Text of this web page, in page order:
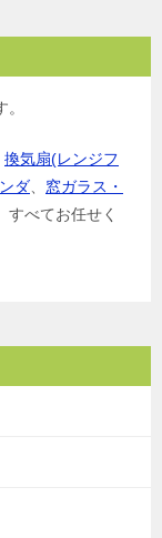
換気扇(レンジフ
ダ
窓ガラス・
すべてお任せく